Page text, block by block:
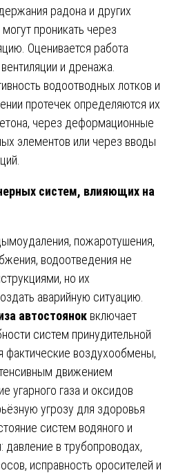
радона и других
проникать через
Оценивается работа
и дренажа.
водоотводных лотков и
протечек определяются их
через деформационные
элементов или через вводы
систем, влияющих на
пожаротушения,
водоотведения не
но их
аварийную ситуацию.
автостоянок включает
систем принудительной
фактические воздухообмены,
движением
угарного газа и оксидов
угрозу для здоровья
систем водяного и
давление в трубопроводах,
исправность оросителей и